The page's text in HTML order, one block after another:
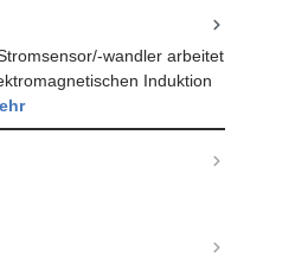
wandler arbeitet
Induktion